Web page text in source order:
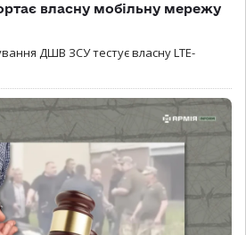
власну мобільну мережу
ДШВ ЗСУ тестує власну LTE-